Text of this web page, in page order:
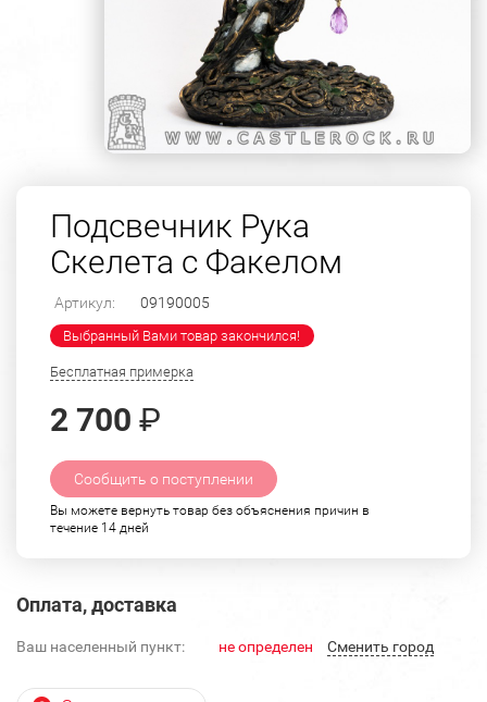
Подсвечник Рука
Скелета с Факелом
Артикул: 09190005
Выбранный Вами товар закончился!
Бесплатная примерка
2 700 ₽
Сообщить о поступлении
Вы можете вернуть товар без объяснения причин в
течение 14 дней
Оплата, доставка
Ваш населенный пункт: не определен Cменить город